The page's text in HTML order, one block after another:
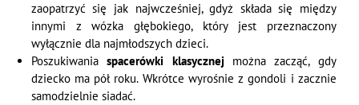
zaopatrzyć się jak najwcześniej, gdyż składa się między
innymi z wózka głębokiego, który jest przeznaczony
wyłącznie dla najmłodszych dzieci.
Poszukiwaniaspacerówki klasycznejmożna zacząć, gdy
dziecko ma pół roku. Wkrótce wyrośnie z gondoli i zacznie
samodzielnie siadać.